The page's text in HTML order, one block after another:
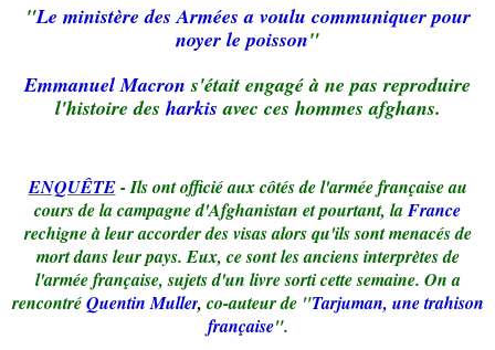
"Le ministère des Armées a voulu communiquer pour
noyer le poisson"
Emmanuel Macrons'était engagé à ne pas reproduire
l'histoire des harkisavec ces hommes afghans.
ENQUÊTE- Ils ont officié aux côtés de l'armée française au
cours de la campagne d'Afghanistan et pourtant, laFrance
rechigne à leur accorder des visas alors qu'ils sont menacés de
mort dans leur pays. Eux, ce sont les anciens interprètes de
l'armée française, sujets d'un livre sorti cette semaine. On a
rencontréQuentin Muller, co-auteur de "Tarjuman, une trahison
française".